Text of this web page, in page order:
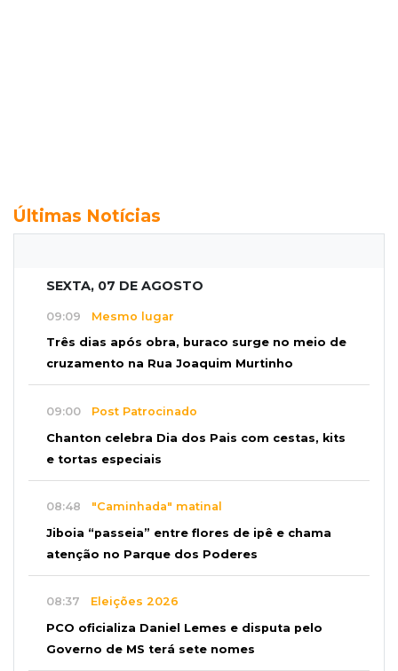
Últimas Notícias
SEXTA, 07 DE AGOSTO
09:09 Mesmo lugar
Três dias após obra, buraco surge no meio de
cruzamento na Rua Joaquim Murtinho
09:00 Post Patrocinado
Chanton celebra Dia dos Pais com cestas, kits
e tortas especiais
08:48 "Caminhada" matinal
Jiboia “passeia” entre flores de ipê e chama
atenção no Parque dos Poderes
08:37 Eleições 2026
PCO oficializa Daniel Lemes e disputa pelo
Governo de MS terá sete nomes